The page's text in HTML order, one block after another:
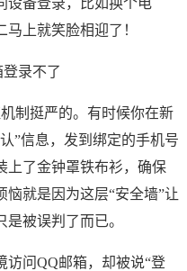
设备登录，比如换个电
上就笑脸相迎了！
制挺严的。有时候你在新
”信息，发到绑定的手机号
上了金钟罩铁布衫，确保
就是因为这层“安全墙”让
被误判了而已。
访问QQ邮箱，却被说“登